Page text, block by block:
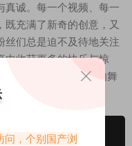
真诚。每一个视频、每一
充满了新奇的创意，又
丝们总是迫不及待地关注
中收获更多的快乐与惊
特的魅力，在抖音的舞
问，个别国产浏